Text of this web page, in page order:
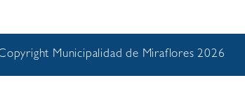
Municipalidad de Miraflores 2026